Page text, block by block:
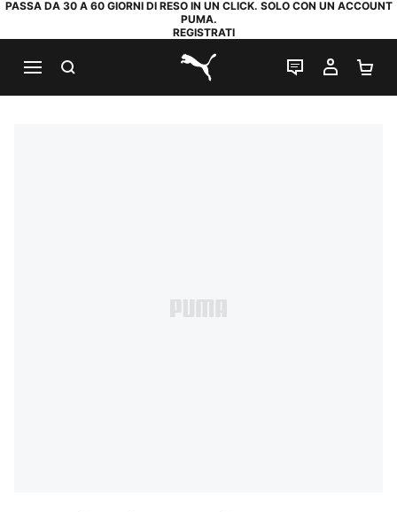
PASSA DA 30 A 60 GIORNI DI RESO IN UN CLICK. SOLO CON UN ACCOUNT
PUMA.
REGISTRATI
PUMA.com
CHAT IL MIO